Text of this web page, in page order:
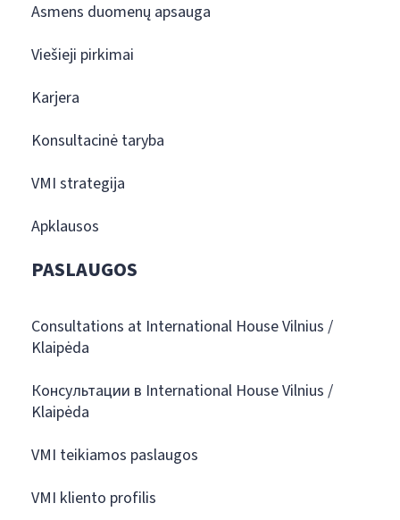
Asmens duomenų apsauga
Viešieji pirkimai
Karjera
Konsultacinė taryba
VMI strategija
Apklausos
PASLAUGOS
Consultations at International House Vilnius /
Klaipėda
Консультации в International House Vilnius /
Klaipėda
VMI teikiamos paslaugos
VMI kliento profilis